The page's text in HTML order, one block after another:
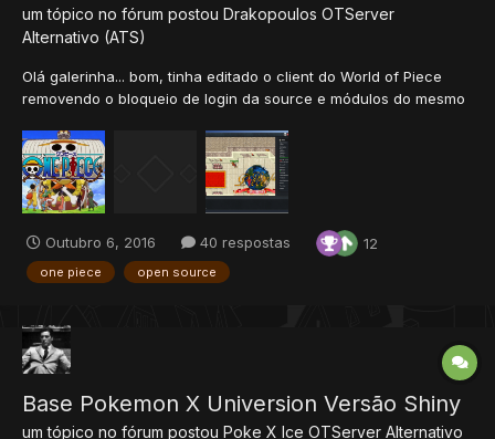
um tópico no fórum postou Drakopoulos OTServer
Alternativo (ATS)
Olá galerinha... bom, tinha editado o client do World of Piece
removendo o bloqueio de login da source e módulos do mesmo
então compilei a atual refazendo tudo novamente e algumas
outras coisas na source do servidor que impedia a...
Outubro 6, 2016 40 respostas 12
one piece open source
Base Pokemon X Universion Versão Shiny
um tópico no fórum postou Poke X Ice OTServer Alternativo